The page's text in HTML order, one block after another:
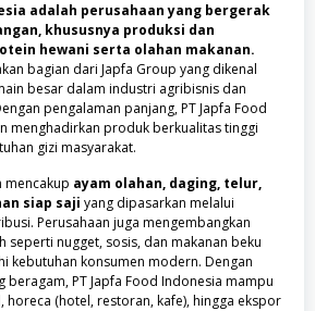
adalah perusahaan yang bergerak
khususnya produksi dan
hewani serta olahan makanan.
bagian dari Japfa Group yang dikenal
besar dalam industri agribisnis dan
pengalaman panjang, PT Japfa Food
menghadirkan produk berkualitas tinggi
gizi masyarakat.
mencakup ayam olahan, daging, telur,
siap saji yang dipasarkan melalui
Perusahaan juga mengembangkan
nugget, sosis, dan makanan beku
kebutuhan konsumen modern. Dengan
PT Japfa Food Indonesia mampu
horeca (hotel, restoran, kafe), hingga ekspor